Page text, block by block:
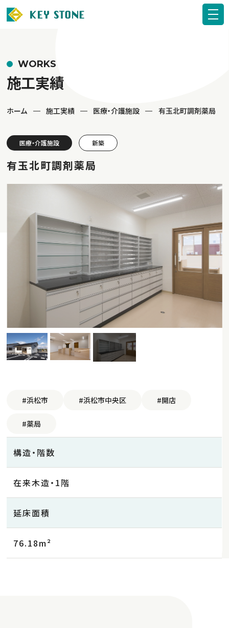
WORKS
施工実績
ホーム 施工実績 医療・介護施設 有玉北町調剤薬局
医療・介護施設 新築
有玉北町調剤薬局
構造・階数
在来木造・1階
延床面積
76.18m²
#浜松市 #浜松市中央区 #開店
#薬局